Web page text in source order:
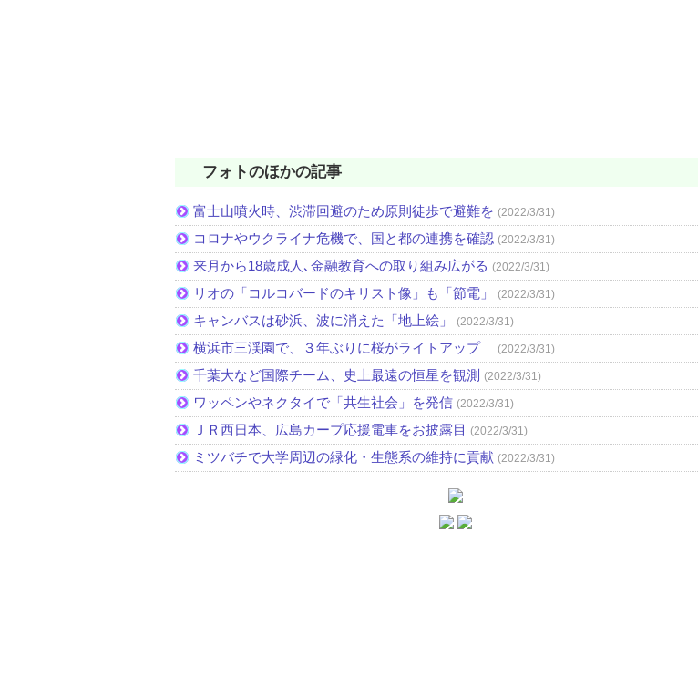
フォトのほかの記事
富士山噴火時、渋滞回避のため原則徒歩で避難を (2022/3/31)
コロナやウクライナ危機で、国と都の連携を確認 (2022/3/31)
来月から18歳成人､金融教育への取り組み広がる (2022/3/31)
リオの「コルコバードのキリスト像」も「節電」 (2022/3/31)
キャンバスは砂浜、波に消えた「地上絵」 (2022/3/31)
横浜市三渓園で、３年ぶりに桜がライトアップ (2022/3/31)
千葉大など国際チーム、史上最遠の恒星を観測 (2022/3/31)
ワッペンやネクタイで「共生社会」を発信 (2022/3/31)
ＪＲ西日本、広島カープ応援電車をお披露目 (2022/3/31)
ミツバチで大学周辺の緑化・生態系の維持に貢献 (2022/3/31)